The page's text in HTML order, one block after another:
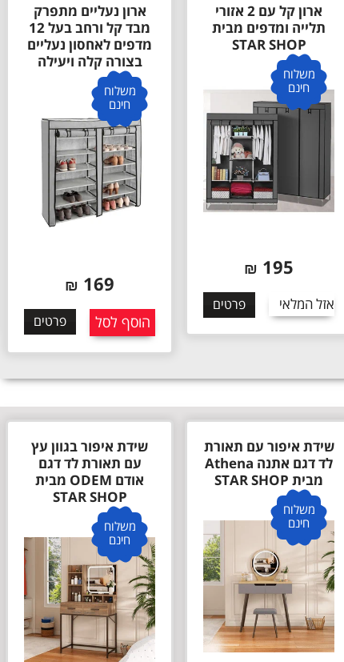
ארון קל עם 2 אזורי
תלייה ומדפים מבית
STAR SHOP
משלוח
חינם
195
₪
אזל המלאי פרטים
ארון נעליים מתפרק
מבד קל ורחב בעל 12
מדפים לאחסון נעליים
בצורה קלה ויעילה
משלוח
חינם
169
₪
הוסף לסל פרטים
שידת איפור עם תאורת
לד דגם אתנה Athena
מבית STAR SHOP
משלוח
חינם
שידת איפור בגוון עץ
עם תאורת לד דגם
אודם ODEM מבית
STAR SHOP
משלוח
חינם